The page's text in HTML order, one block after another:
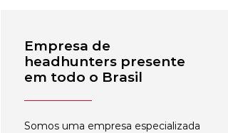
Empresa de
headhunters presente
em todo o Brasil
Somos uma empresa especializada